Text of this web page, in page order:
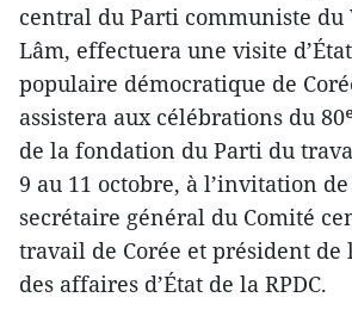
central du Parti communiste du
Lâm, effectuera une visite
populaire démocratique de
assistera aux célébrations du
de la fondation du Parti du
9 au 11 octobre, à l’invitation
secrétaire général du Comité
travail de Corée et président de
des affaires d’État de la RPDC.